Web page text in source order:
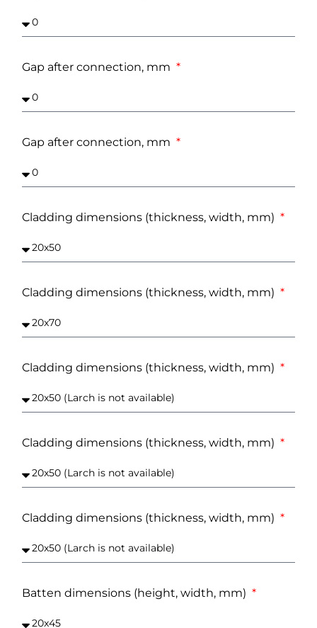
Gap after connection, mm
Gap after connection, mm
Cladding dimensions (thickness, width, mm)
Cladding dimensions (thickness, width, mm)
Cladding dimensions (thickness, width, mm)
Cladding dimensions (thickness, width, mm)
Cladding dimensions (thickness, width, mm)
Batten dimensions (height, width, mm)